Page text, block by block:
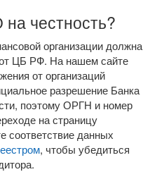
честность?
организации должна
ЦБ РФ. На нашем сайте
от организаций
разрешение Банка
поэтому ОРГН и номер
на страницу
соответствие данных
, чтобы убедиться